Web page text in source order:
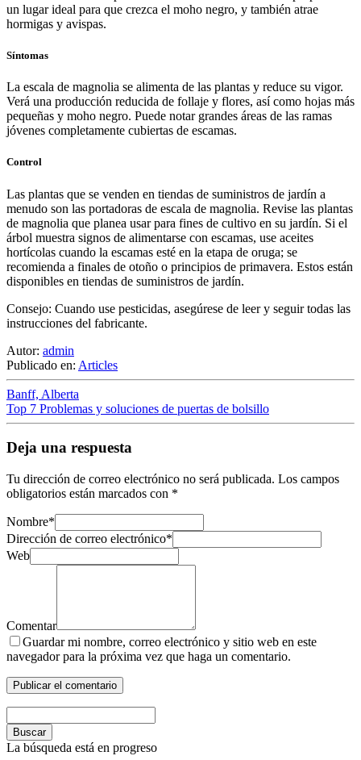
un lugar ideal para que crezca el moho negro, y también atrae
hormigas y avispas.
Síntomas
La escala de magnolia se alimenta de las plantas y reduce su vigor.
Verá una producción reducida de follaje y flores, así como hojas más
pequeñas y moho negro. Puede notar grandes áreas de las ramas
jóvenes completamente cubiertas de escamas.
Control
Las plantas que se venden en tiendas de suministros de jardín a
menudo son las portadoras de escala de magnolia. Revise las plantas
de magnolia que planea usar para fines de cultivo en su jardín. Si el
árbol muestra signos de alimentarse con escamas, use aceites
hortícolas cuando la escamas esté en la etapa de oruga; se
recomienda a finales de otoño o principios de primavera. Estos están
disponibles en tiendas de suministros de jardín.
Consejo: Cuando use pesticidas, asegúrese de leer y seguir todas las
instrucciones del fabricante.
Autor: admin
Publicado en: Articles
Banff, Alberta
Top 7 Problemas y soluciones de puertas de bolsillo
Deja una respuesta
Tu dirección de correo electrónico no será publicada. Los campos
obligatorios están marcados con *
Nombre*
Dirección de correo electrónico*
Web
Comentar
Guardar mi nombre, correo electrónico y sitio web en este
navegador para la próxima vez que haga un comentario.
Buscar
La búsqueda está en progreso